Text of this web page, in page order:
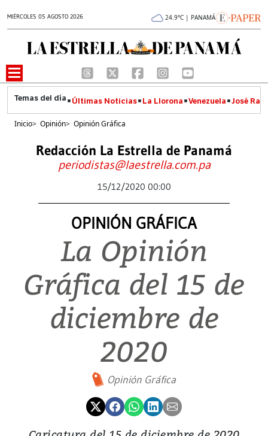
MIÉRCOLES 05 AGOSTO 2026 24.9°C | PANAMÁ
Últimas Noticias La Llorona Venezuela José
Inicio> Opinión> Opinión Gráfica
Redacción La Estrella de Panamá
periodistas@laestrella.com.pa
15/12/2020 00:00
OPINIÓN GRÁFICA
La Opinión
Gráfica del 15 de
diciembre de
2020
Opinión Gráfica